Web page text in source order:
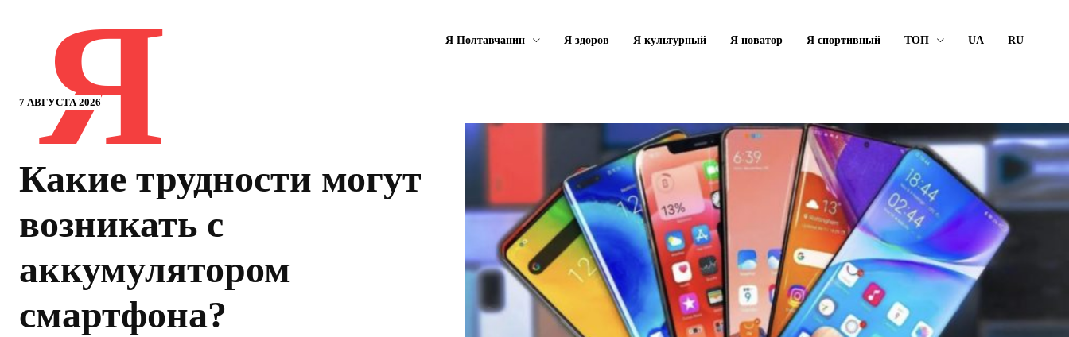
7 АВГУСТА 2026
Я Я Полтавчанин Я здоров Я культурный Я новатор Я спортивный ТОП UA RU
Какие трудности могут
возникать с
аккумулятором
смартфона?